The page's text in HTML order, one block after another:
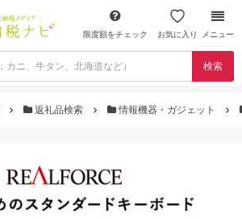
限度額をチェック お気に入り メニュー
検索
返礼品検索 情報機器・ガジェット